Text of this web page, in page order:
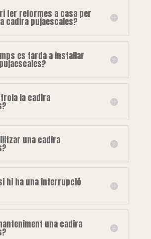
fer reformes a casa per
cadira pujaescales?
es tarda a instal·lar
la cadira
una cadira
hi ha una interrupció
una cadira